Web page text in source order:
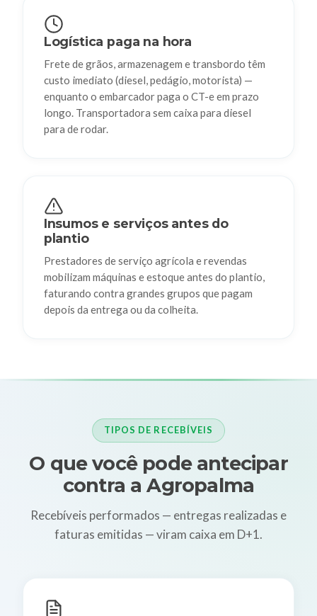
Logística paga na hora
Frete de grãos, armazenagem e transbordo têm
custo imediato (diesel, pedágio, motorista) —
enquanto o embarcador paga o CT-e em prazo
longo. Transportadora sem caixa para diesel
para de rodar.
Insumos e serviços antes do
plantio
Prestadores de serviço agrícola e revendas
mobilizam máquinas e estoque antes do plantio,
faturando contra grandes grupos que pagam
depois da entrega ou da colheita.
TIPOS DE RECEBÍVEIS
O que você pode antecipar
contra a Agropalma
Recebíveis performados — entregas realizadas e
faturas emitidas — viram caixa em D+1.